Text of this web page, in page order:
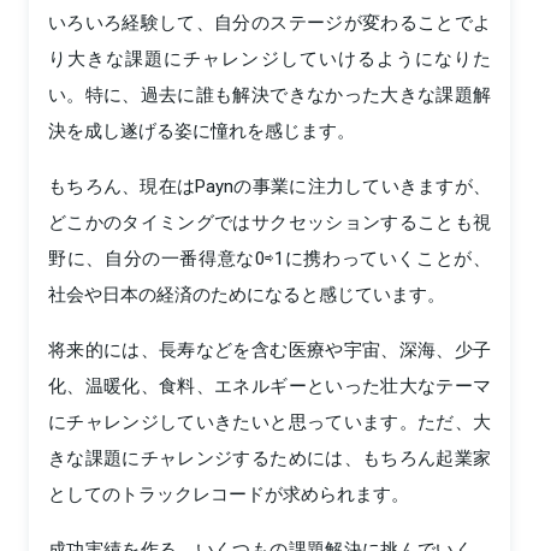
いろいろ経験して、自分のステージが変わることでよ
り大きな課題にチャレンジしていけるようになりた
い。特に、過去に誰も解決できなかった大きな課題解
決を成し遂げる姿に憧れを感じます。
もちろん、現在はPaynの事業に注力していきますが、
どこかのタイミングではサクセッションすることも視
野に、自分の一番得意な0⇨1に携わっていくことが、
社会や日本の経済のためになると感じています。
将来的には、長寿などを含む医療や宇宙、深海、少子
化、温暖化、食料、エネルギーといった壮大なテーマ
にチャレンジしていきたいと思っています。ただ、大
きな課題にチャレンジするためには、もちろん起業家
としてのトラックレコードが求められます。